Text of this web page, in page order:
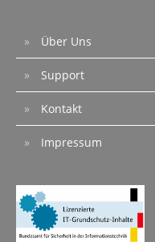
Über Uns
Support
Kontakt
Impressum